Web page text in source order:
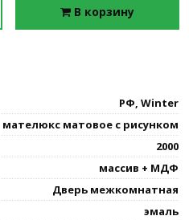
В корзину
РФ, Winter
мателюкс матовое с рисунком
2000
массив + МДФ
Дверь межкомнатная
эмаль